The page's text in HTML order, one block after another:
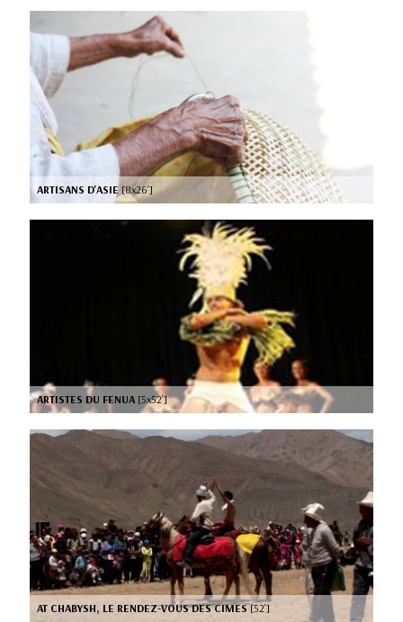
ARTISANS D'ASIE [8x26’]
ARTISTES DU FENUA [5x52’]
AT CHABYSH, LE RENDEZ-VOUS DES CIMES[52’]